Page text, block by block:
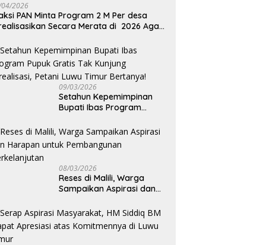
2026
PAN Minta Program 2 M Per desa
Secara Merata di 2026 Agar
09/03/2026
Setahun Kepemimpinan
Bupati Ibas Program
Direalisasi, Petani Luwu
Timur Bertanya!
08/03/2026
Reses di Malili, Warga
Sampaikan Aspirasi dan
Pembangunan
Berkelanjutan